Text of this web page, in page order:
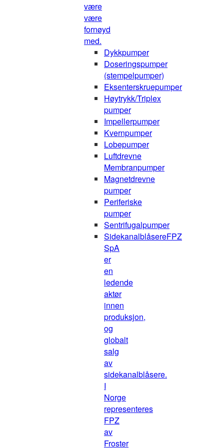
være
være
fornøyd
med.
Dykkpumper
Doseringspumper
(stempelpumper)
Eksenterskruepumper
Høytrykk/Triplex
pumper
Impellerpumper
Kvernpumper
Lobepumper
Luftdrevne
Membranpumper
Magnetdrevne
pumper
Periferiske
pumper
Sentrifugalpumper
SidekanalblåsereFPZ
SpA
er
en
ledende
aktør
innen
produksjon,
og
globalt
salg
av
sidekanalblåsere.
I
Norge
representeres
FPZ
av
Froster